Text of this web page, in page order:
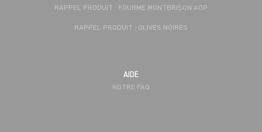
RAPPEL PRODUIT : FOURME MONTBRISON AOP
RAPPEL PRODUIT : OLIVES NOIRES
AIDE
NOTRE FAQ